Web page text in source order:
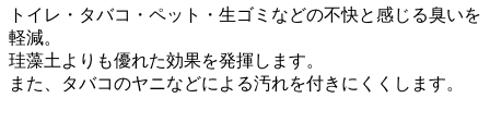
トイレ・タバコ・ペット・生ゴミなどの不快と感じる臭いを
軽減。
珪藻土よりも優れた効果を発揮します。
また、タバコのヤニなどによる汚れを付きにくくします。